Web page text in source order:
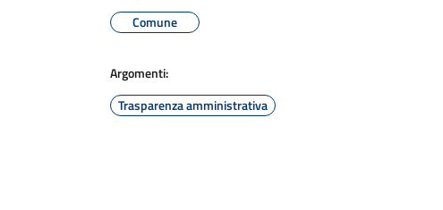
Comune
Argomenti:
Trasparenza amministrativa